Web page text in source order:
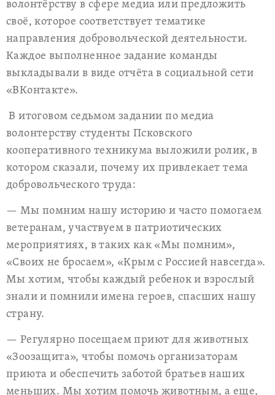
волонтёрству в сфере медиа или предложить
своё, которое соответствует тематике
направления добровольческой деятельности.
Каждое выполненное задание команды
выкладывали в виде отчёта в социальной сети
«ВКонтакте».
В итоговом седьмом задании по медиа
волонтерству студенты Псковского
кооперативного техникума выложили ролик, в
котором сказали, почему их привлекает тема
добровольческого труда:
— Мы помним нашу историю и часто помогаем
ветеранам, участвуем в патриотических
мероприятиях, в таких как «Мы помним»,
«Своих не бросаем», «Крым с Россией навсегда».
Мы хотим, чтобы каждый ребенок и взрослый
знали и помнили имена героев, спасших нашу
страну.
— Регулярно посещаем приют для животных
«Зоозащита», чтобы помочь организаторам
приюта и обеспечить заботой братьев наших
меньших. Мы хотим помочь животным, а еще,